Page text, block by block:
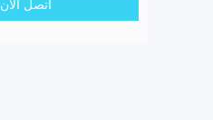
اتصل الآن